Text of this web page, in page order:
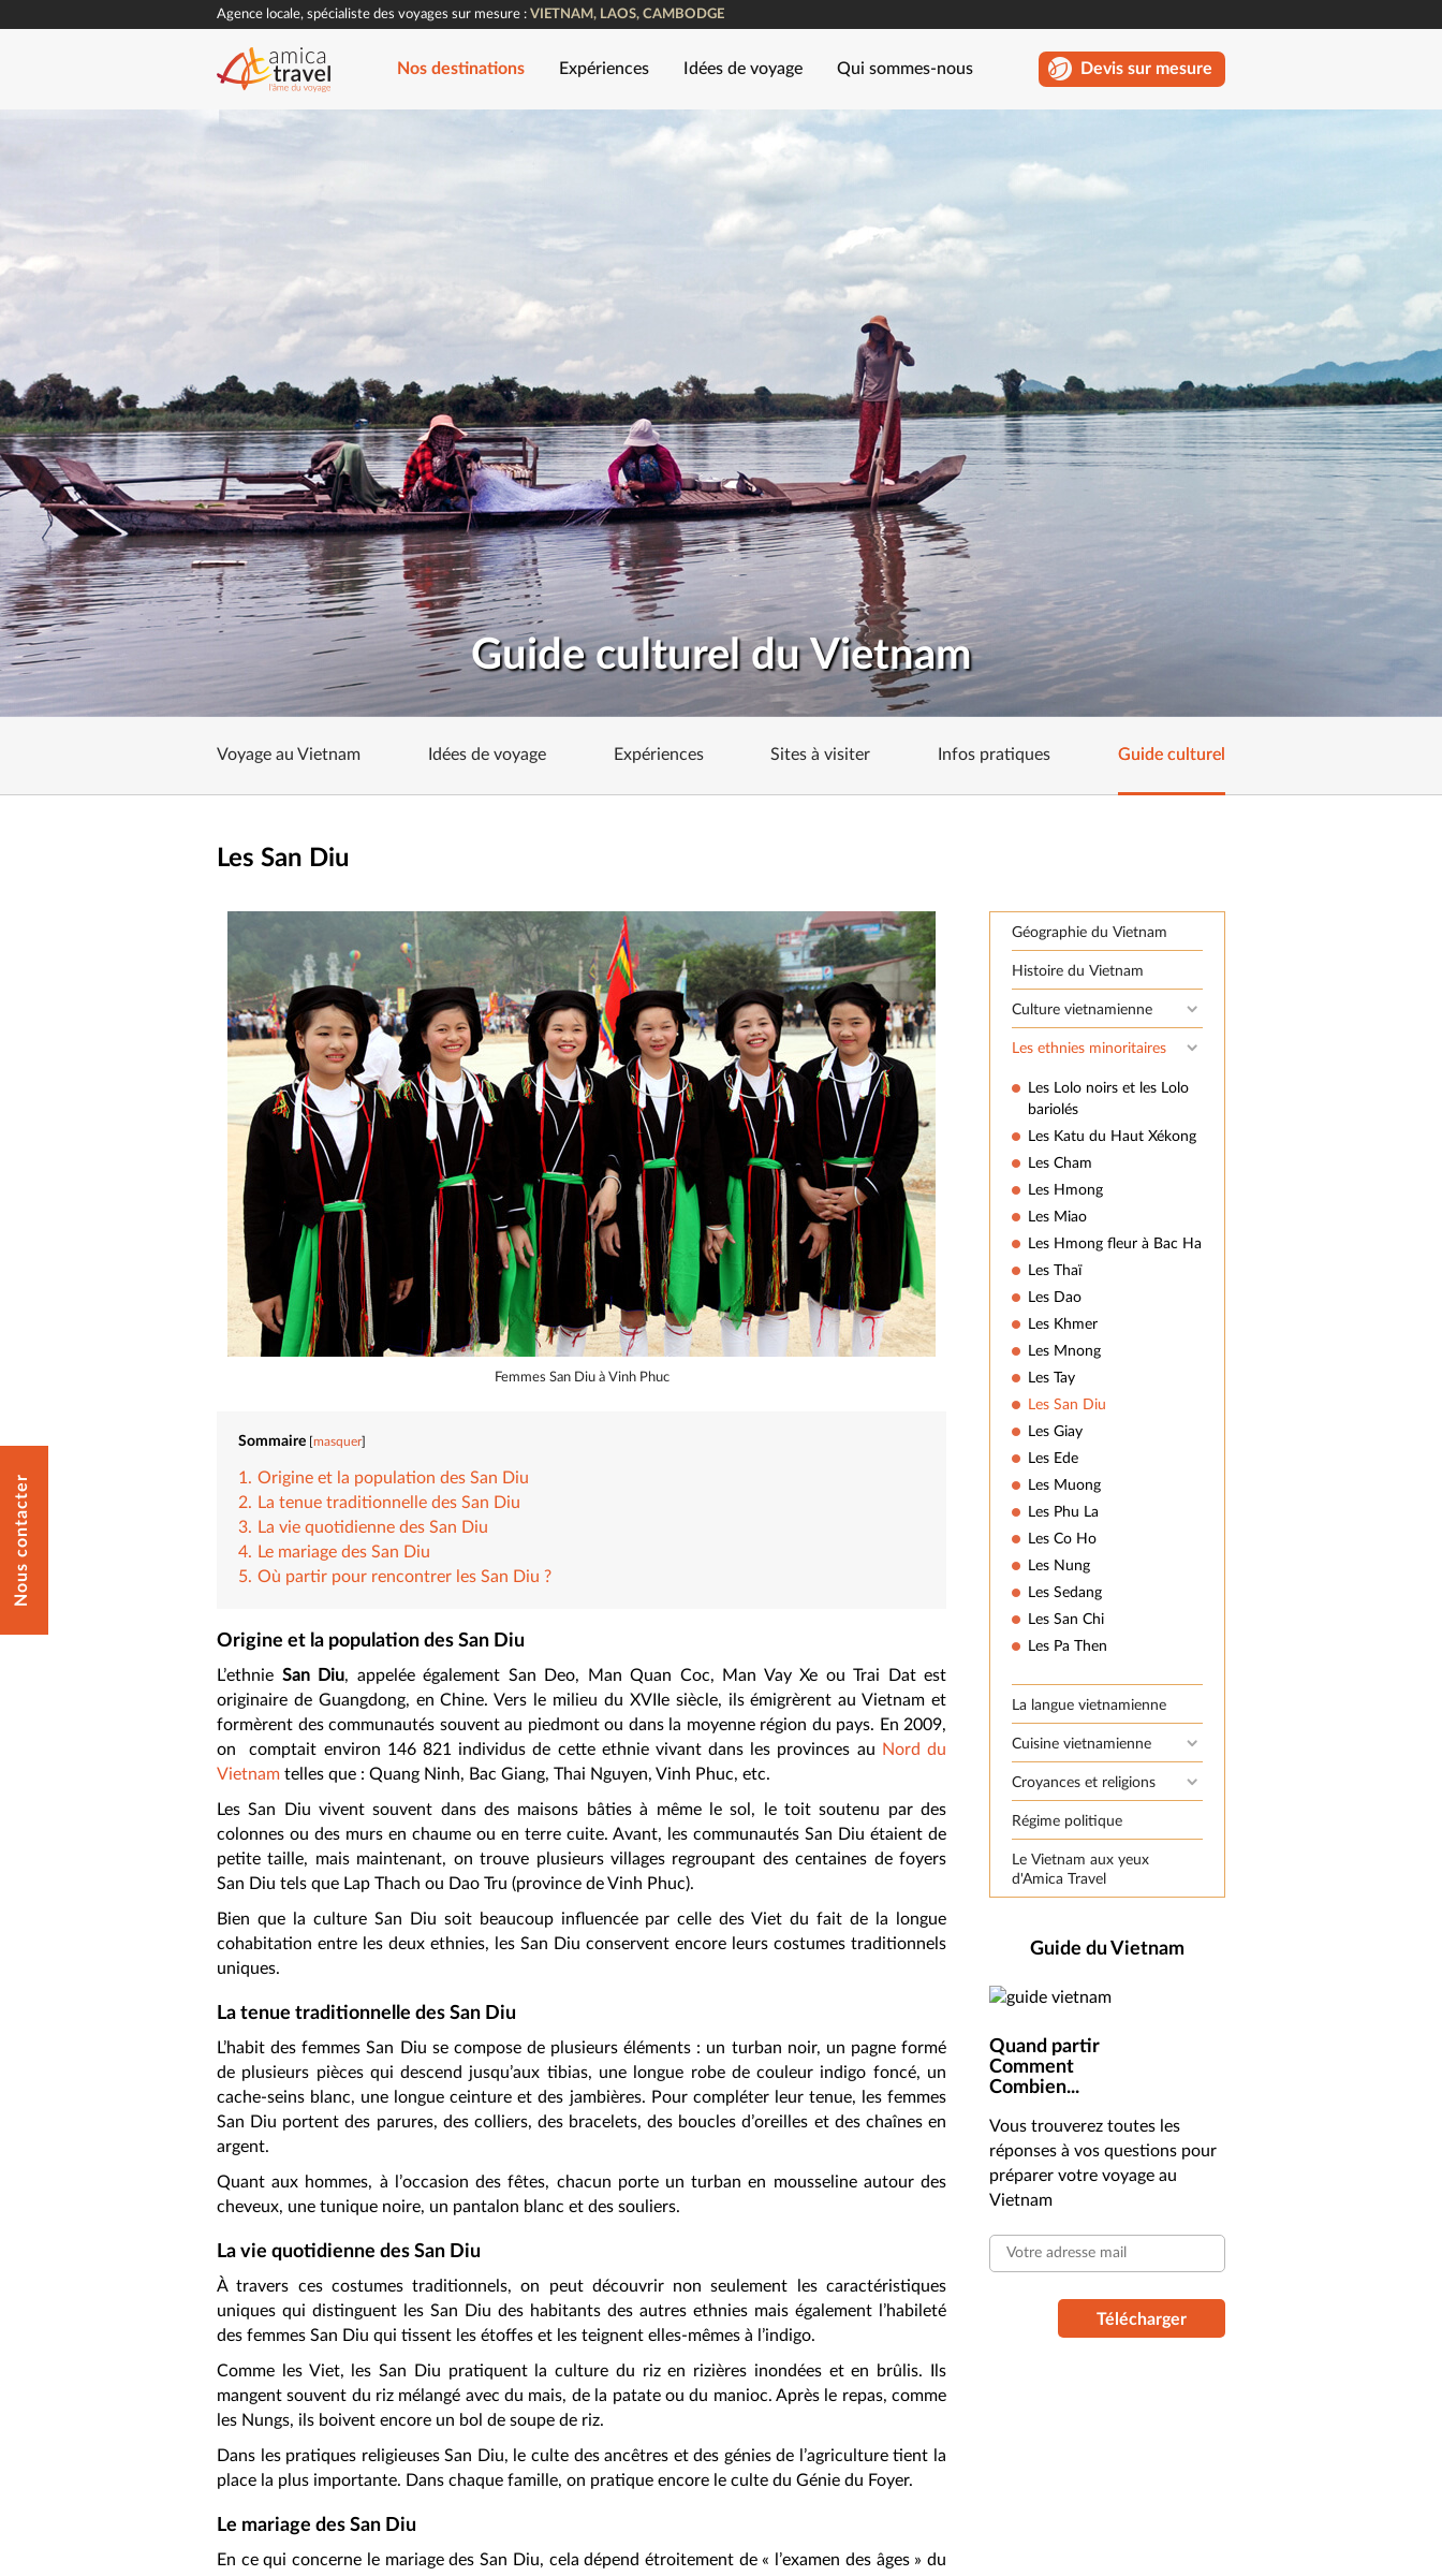
Nous contacter
Agence locale, spécialiste des voyages sur mesure : VIETNAM, LAOS, CAMBODGE
Nos destinations Expériences Idées de voyage Qui sommes-nous Devis sur mesure
Guide culturel du Vietnam
Voyage au Vietnam Idées de voyage Expériences Sites à visiter Infos pratiques Guide culturel
Les San Diu
Femmes San Diu à Vinh Phuc
Sommaire masquer
Origine et la population des San Diu
La tenue traditionnelle des San Diu
La vie quotidienne des San Diu
Le mariage des San Diu
Où partir pour rencontrer les San Diu ?
Origine et la population des San Diu
L’ethnie San Diu, appelée également San Deo, Man Quan Coc, Man Vay Xe ou Trai Dat est
originaire de Guangdong, en Chine. Vers le milieu du XVIIe siècle, ils émigrèrent au Vietnam et
formèrent des communautés souvent au piedmont ou dans la moyenne région du pays. En 2009,
on comptait environ 146 821 individus de cette ethnie vivant dans les provinces au Nord du
Vietnam telles que : Quang Ninh, Bac Giang, Thai Nguyen, Vinh Phuc, etc.
Les San Diu vivent souvent dans des maisons bâties à même le sol, le toit soutenu par des
colonnes ou des murs en chaume ou en terre cuite. Avant, les communautés San Diu étaient de
petite taille, mais maintenant, on trouve plusieurs villages regroupant des centaines de foyers
San Diu tels que Lap Thach ou Dao Tru (province de Vinh Phuc).
Bien que la culture San Diu soit beaucoup influencée par celle des Viet du fait de la longue
cohabitation entre les deux ethnies, les San Diu conservent encore leurs costumes traditionnels
uniques.
La tenue traditionnelle des San Diu
L’habit des femmes San Diu se compose de plusieurs éléments : un turban noir, un pagne formé
de plusieurs pièces qui descend jusqu’aux tibias, une longue robe de couleur indigo foncé, un
cache-seins blanc, une longue ceinture et des jambières. Pour compléter leur tenue, les femmes
San Diu portent des parures, des colliers, des bracelets, des boucles d’oreilles et des chaînes en
argent.
Quant aux hommes, à l’occasion des fêtes, chacun porte un turban en mousseline autour des
cheveux, une tunique noire, un pantalon blanc et des souliers.
La vie quotidienne des San Diu
À travers ces costumes traditionnels, on peut découvrir non seulement les caractéristiques
uniques qui distinguent les San Diu des habitants des autres ethnies mais également l’habileté
des femmes San Diu qui tissent les étoffes et les teignent elles-mêmes à l’indigo.
Comme les Viet, les San Diu pratiquent la culture du riz en rizières inondées et en brûlis. Ils
mangent souvent du riz mélangé avec du mais, de la patate ou du manioc. Après le repas, comme
les Nungs, ils boivent encore un bol de soupe de riz.
Dans les pratiques religieuses San Diu, le culte des ancêtres et des génies de l’agriculture tient la
place la plus importante. Dans chaque famille, on pratique encore le culte du Génie du Foyer.
Le mariage des San Diu
En ce qui concerne le mariage des San Diu, cela dépend étroitement de « l’examen des âges » du
Géographie du Vietnam
Histoire du Vietnam
Culture vietnamienne
Les ethnies minoritaires
Les Lolo noirs et les Lolo
bariolés
Les Katu du Haut Xékong
Les Cham
Les Hmong
Les Miao
Les Hmong fleur à Bac Ha
Les Thaï
Les Dao
Les Khmer
Les Mnong
Les Tay
Les San Diu
Les Giay
Les Ede
Les Muong
Les Phu La
Les Co Ho
Les Nung
Les Sedang
Les San Chi
Les Pa Then
La langue vietnamienne
Cuisine vietnamienne
Croyances et religions
Régime politique
Le Vietnam aux yeux
d'Amica Travel
Guide du Vietnam
Quand partir
Comment
Combien...
Vous trouverez toutes les
réponses à vos questions pour
préparer votre voyage au
Vietnam
Télécharger